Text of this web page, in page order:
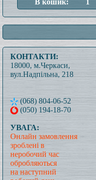
КОНТАКТИ:
18000, м.Черкаси,
вул.Надпільна, 218
(068) 804-06-52
(050) 194-18-70
УВАГА:
Онлайн замовлення
зроблені в
неробочий час
обробляються
на наступний